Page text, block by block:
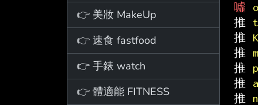
👉 美妝 MakeUp
👉 速食 fastfood
👉 手錶 watch
👉 體適能 FITNESS
噓
推
推
推
推
推
推